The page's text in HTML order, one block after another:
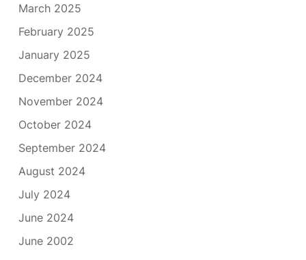
March 2025
February 2025
January 2025
December 2024
November 2024
October 2024
September 2024
August 2024
July 2024
June 2024
June 2002